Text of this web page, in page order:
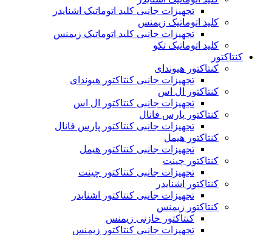
تجهیزات جانبی کلید اتوماتیک اشنایدر
کلید اتوماتیک زیمنس
تجهیزات جانبی کلید اتوماتیک زیمنس
کلید اتوماتیک تکو
کنتاکتور
کنتاکتور هیوندای
تجهیزات جانبی کنتاکتور هیوندای
کنتاکتور ال اس
تجهیزات جانبی کنتاکتور ال اس
کنتاکتور پارس فانال
تجهیزات جانبی کنتاکتور پارس فانال
کنتاکتور هیمل
تجهیزات جانبی کنتاکتور هیمل
کنتاکتور چینت
تجهیزات جانبی کنتاکتور چینت
کنتاکتور اشنایدر
تجهیزات جانبی کنتاکتور اشنایدر
کنتاکتور زیمنس
کنتاکتور خازنی زیمنس
تجهیزات جانبی کنتاکتور زیمنس